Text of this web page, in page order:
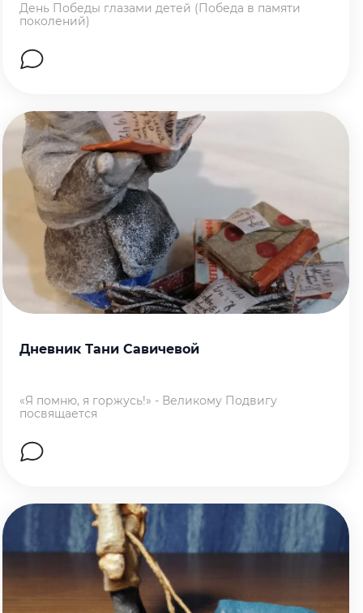
День Победы глазами детей (Победа в памяти
поколений)
Дневник Тани Савичевой
«Я помню, я горжусь!» - Великому Подвигу
посвящается